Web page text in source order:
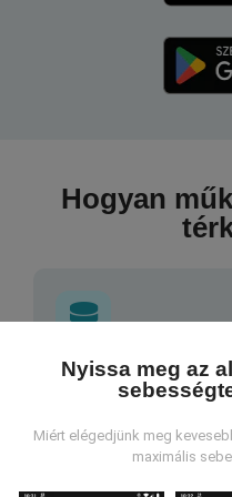
Hogyan
Honnan
Az adatokat az nPerf
végzett tesztekből
Nyissa meg az
Miért elégedjünk meg
maximális